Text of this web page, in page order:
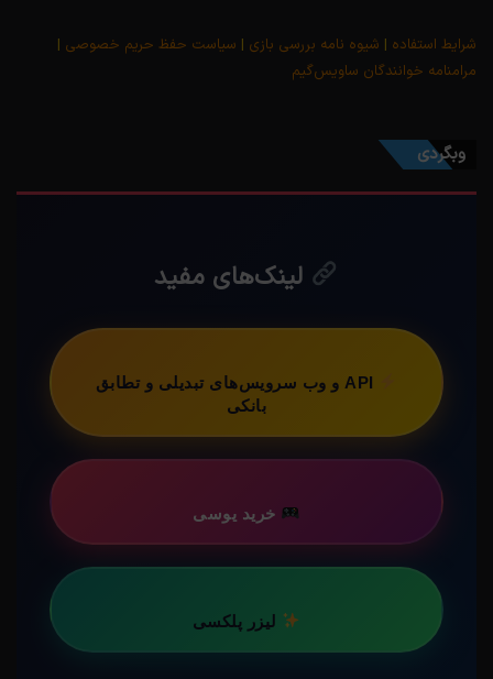
شرایط استفاده | شیوه نامه بررسی بازی | سیاست حفظ حریم خصوصی |
مرامنامه خوانندگان ساویس‌گیم
وبگردی
لینک‌های مفید
API و وب سرویس‌های تبدیلی و تطابق
بانکی
خرید یوسی
لیزر پلکسی